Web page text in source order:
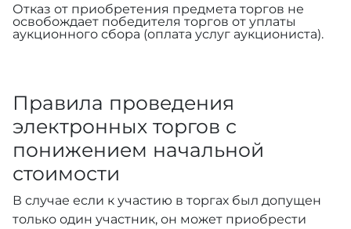
Отказ от приобретения предмета торгов не
освобождает победителя торгов от уплаты
аукционного сбора (оплата услуг аукциониста).
Правила проведения
электронных торгов с
понижением начальной
стоимости
В случае если к участию в торгах был допущен
только один участник, он может приобрести